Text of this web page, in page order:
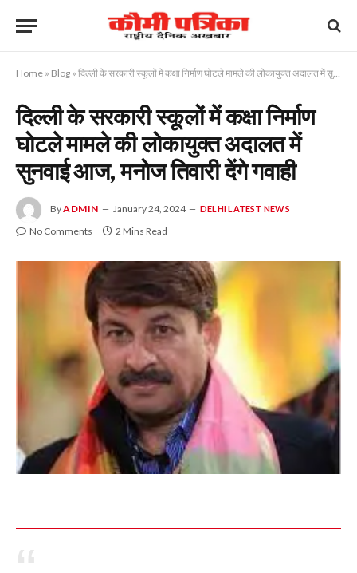
Home » Blog » दिल्ली के सरकारी स्कूलों में कक्षा निर्माण घोटले मामले की लोकायुक्त अदालत में सुनवाई आज, मनोज तिवारी देंगे गवाही
दिल्ली के सरकारी स्कूलों में कक्षा निर्माण
घोटले मामले की लोकायुक्त अदालत में
सुनवाई आज, मनोज तिवारी देंगे गवाही
ByADMIN January 24, 2024 DELHI LATEST NEWS
No Comments 2 Mins Read